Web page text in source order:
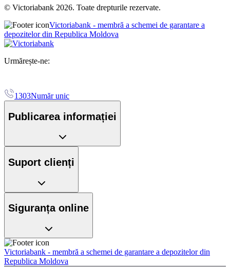
© Victoriabank 2026. Toate drepturile rezervate.
Victoriabank - membră a schemei de garantare a
depozitelor din Republica Moldova
Urmărește-ne:
1303Număr unic
Publicarea informației
Suport clienți
Siguranța online
Victoriabank - membră a schemei de garantare a depozitelor din
Republica Moldova